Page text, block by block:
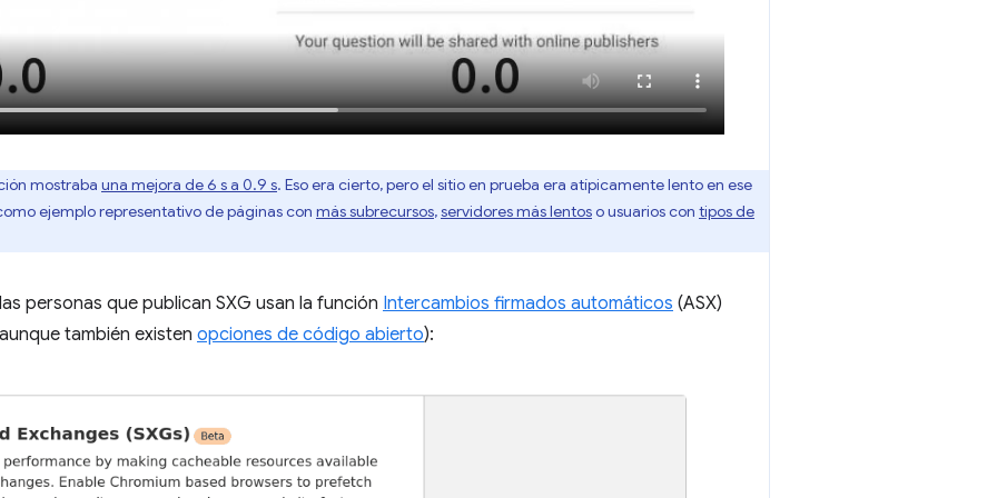
mostraba una mejora de 6 s a 0.9 s. Eso era cierto, pero el sitio en prueba era atípicamente lento en ese
ejemplo representativo de páginas con más subrecursos,servidores más lentoso usuarios con tipos de
personas que publican SXG usan la función Intercambios firmados automáticos (ASX)
también existen opciones de código abierto):